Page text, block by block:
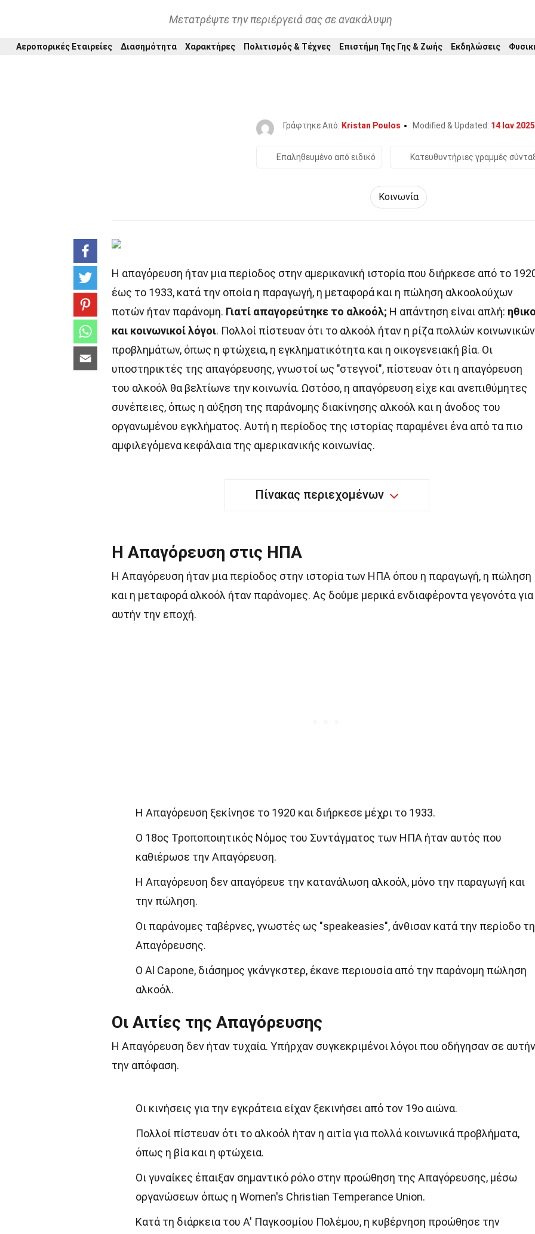
Μετατρέψτε την περιέργειά σας σε ανακάλυψη
Αεροπορικές Εταιρείες Διασημότητα Χαρακτήρες Πολιτισμός & Τέχνες Επιστήμη Της Γης & Ζωής Εκδηλώσεις
Γράφτηκε Από: Kristan Poulos Modified & Updated: 14 Ιαν 2025
Επαληθευμένο από ειδικό Κατευθυντήριες γραμμές
Κοινωνία
Η απαγόρευση ήταν μια περίοδος στην αμερικανική ιστορία που διήρκεσε από το
έως το 1933, κατά την οποία η παραγωγή, η μεταφορά και η πώληση αλκοολούχων
ποτών ήταν παράνομη. Γιατί απαγορεύτηκε το αλκοόλ; Η απάντηση είναι απλή:
και κοινωνικοί λόγοι. Πολλοί πίστευαν ότι το αλκοόλ ήταν η ρίζα πολλών κοινωνικών
προβλημάτων, όπως η φτώχεια, η εγκληματικότητα και η οικογενειακή βία. Οι
υποστηρικτές της απαγόρευσης, γνωστοί ως "στεγνοί", πίστευαν ότι η απαγόρευση
του αλκοόλ θα βελτίωνε την κοινωνία. Ωστόσο, η απαγόρευση είχε και ανεπιθύμητες
συνέπειες, όπως η αύξηση της παράνομης διακίνησης αλκοόλ και η άνοδος του
οργανωμένου εγκλήματος. Αυτή η περίοδος της ιστορίας παραμένει ένα από τα πιο
αμφιλεγόμενα κεφάλαια της αμερικανικής κοινωνίας.
Πίνακας περιεχομένων
Η Απαγόρευση στις ΗΠΑ
Η Απαγόρευση ήταν μια περίοδος στην ιστορία των ΗΠΑ όπου η παραγωγή, η πώληση
και η μεταφορά αλκοόλ ήταν παράνομες. Ας δούμε μερικά ενδιαφέροντα γεγονότα για
αυτήν την εποχή.
Η Απαγόρευση ξεκίνησε το 1920 και διήρκεσε μέχρι το 1933.
Ο 18ος Τροποποιητικός Νόμος του Συντάγματος των ΗΠΑ ήταν αυτός που
καθιέρωσε την Απαγόρευση.
Η Απαγόρευση δεν απαγόρευε την κατανάλωση αλκοόλ, μόνο την παραγωγή και
την πώληση.
Οι παράνομες ταβέρνες, γνωστές ως "speakeasies", άνθισαν κατά την περίοδο
Απαγόρευσης.
Ο Al Capone, διάσημος γκάνγκστερ, έκανε περιουσία από την παράνομη πώληση
αλκοόλ.
Οι Αιτίες της Απαγόρευσης
Η Απαγόρευση δεν ήταν τυχαία. Υπήρχαν συγκεκριμένοι λόγοι που οδήγησαν σε αυτήν
την απόφαση.
Οι κινήσεις για την εγκράτεια είχαν ξεκινήσει από τον 19ο αιώνα.
Πολλοί πίστευαν ότι το αλκοόλ ήταν η αιτία για πολλά κοινωνικά προβλήματα,
όπως η βία και η φτώχεια.
Οι γυναίκες έπαιξαν σημαντικό ρόλο στην προώθηση της Απαγόρευσης, μέσω
οργανώσεων όπως η Women's Christian Temperance Union.
Κατά τη διάρκεια του Α' Παγκοσμίου Πολέμου, η κυβέρνηση προώθησε την